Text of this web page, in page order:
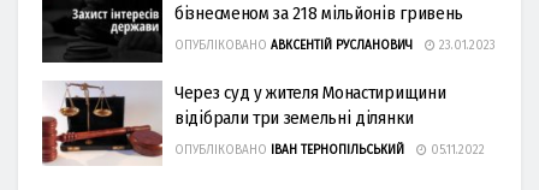
бізнесменом за 218 мільйонів гривень
ОПУБЛІКОВАНО АВКСЕНТІЙ РУСЛАНОВИЧ 23.01.2023
Через суд у жителя Монастирищини
відібрали три земельні ділянки
ОПУБЛІКОВАНО ІВАН ТЕРНОПІЛЬСЬКИЙ 05.11.2022